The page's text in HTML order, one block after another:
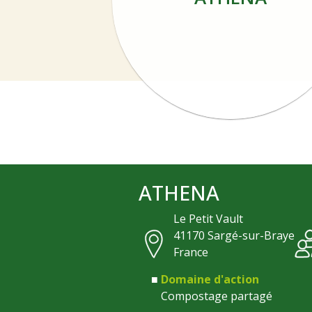
ATHENA
Le Petit Vault
41170 Sargé-sur-Braye
France
Domaine d'action
Compostage partagé